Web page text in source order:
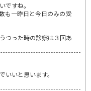
ですね。
も一昨日と今日のみの受
つった時の診察は３回あ
いいと思います。